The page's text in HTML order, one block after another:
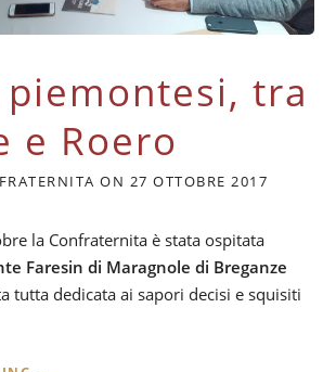
piemontesi, tra
e Roero
ON 27 OTTOBRE 2017
la Confraternita è stata ospitata
Faresin di Maragnole di Breganze
tutta dedicata ai sapori decisi e squisiti